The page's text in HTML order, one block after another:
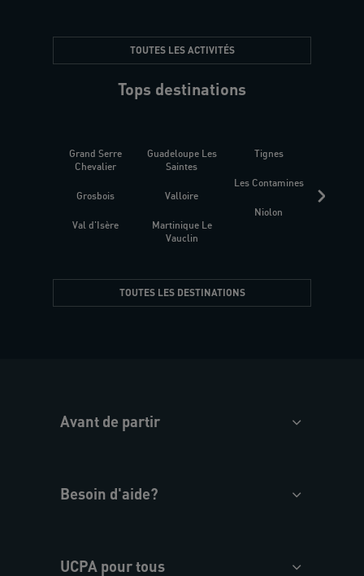
TOUTES LES ACTIVITÉS
Tops destinations
Grand Serre
Chevalier
Grosbois
Val d'Isère
Guadeloupe Les
Saintes
Valloire
Martinique Le
Vauclin
Tignes
Les Contamines
Niolon
TOUTES LES DESTINATIONS
Avant de partir
Besoin d'aide?
UCPA pour tous